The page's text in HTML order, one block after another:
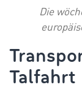
Die
Talfahrt